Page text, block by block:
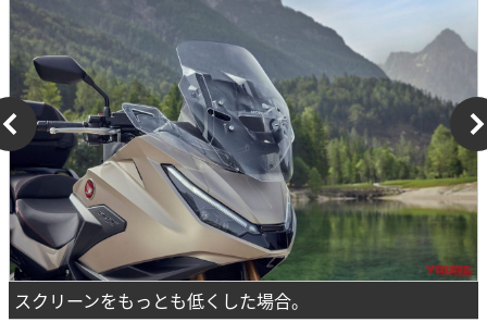
スクリーンをもっとも低くした場合。